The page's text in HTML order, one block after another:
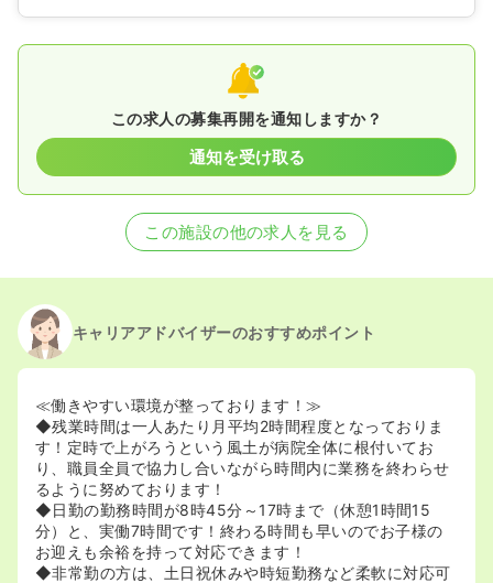
この求人の募集再開を通知しますか？
通知を受け取る
この施設の他の求人を見る
キャリアアドバイザーのおすすめポイント
≪働きやすい環境が整っております！≫
◆残業時間は一人あたり月平均2時間程度となっておりま
す！定時で上がろうという風土が病院全体に根付いてお
り、職員全員で協力し合いながら時間内に業務を終わらせ
るように努めております！
◆日勤の勤務時間が8時45分～17時まで（休憩1時間15
分）と、実働7時間です！終わる時間も早いのでお子様の
お迎えも余裕を持って対応できます！
◆非常勤の方は、土日祝休みや時短勤務など柔軟に対応可